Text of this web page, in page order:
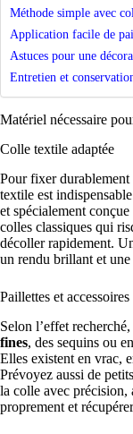
Méthode simple avec
Application facile de
Astuces pour une
Entretien et
Matériel nécessaire
Colle textile adaptée
Pour fixer durablement
textile est
et spécialement
colles classiques qui
décoller rapidement.
un rendu brillant et
Paillettes et
Selon l’effet
fines, des sequins ou
Elles existent en vrac,
Prévoyez aussi de
la colle avec précision,
proprement et